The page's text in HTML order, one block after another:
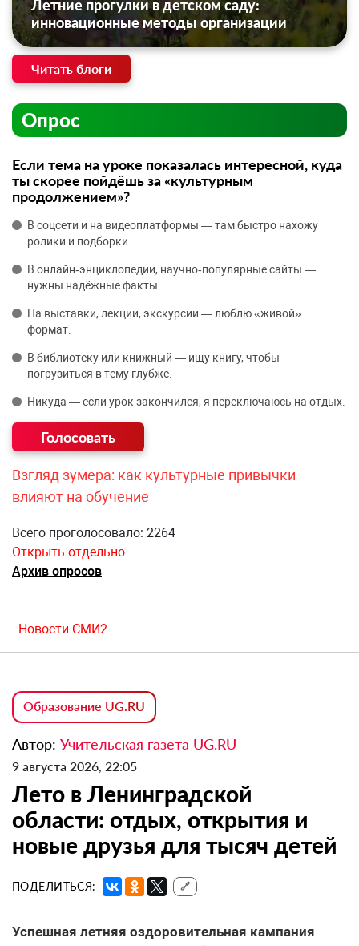
Летние прогулки в детском саду:
инновационные методы организации
Читать блоги
Опрос
Если тема на уроке показалась интересной, куда
ты скорее пойдёшь за «культурным
продолжением»?
В соцсети и на видеоплатформы — там быстро нахожу
ролики и подборки.
В онлайн‑энциклопедии, научно‑популярные сайты —
нужны надёжные факты.
На выставки, лекции, экскурсии — люблю «живой»
формат.
В библиотеку или книжный — ищу книгу, чтобы
погрузиться в тему глубже.
Никуда — если урок закончился, я переключаюсь на отдых.
Взгляд зумера: как культурные привычки
влияют на обучение
Всего проголосовало: 2264
Открыть отдельно
Архив опросов
Новости СМИ2
Образование UG.RU
Автор: Учительская газета UG.RU
9 августа 2026, 22:05
Лето в Ленинградской
области: отдых, открытия и
новые друзья для тысяч детей
ПОДЕЛИТЬСЯ: 🔗
Успешная летняя оздоровительная кампания